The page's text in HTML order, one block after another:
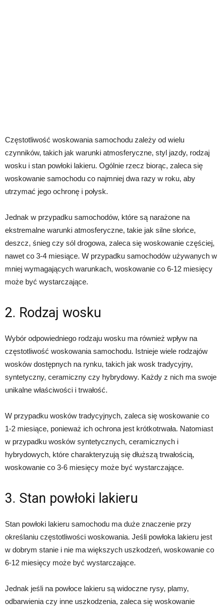
Częstotliwość woskowania samochodu zależy od wielu
czynników, takich jak warunki atmosferyczne, styl jazdy, rodzaj
wosku i stan powłoki lakieru. Ogólnie rzecz biorąc, zaleca się
woskowanie samochodu co najmniej dwa razy w roku, aby
utrzymać jego ochronę i połysk.
Jednak w przypadku samochodów, które są narażone na
ekstremalne warunki atmosferyczne, takie jak silne słońce,
deszcz, śnieg czy sól drogowa, zaleca się woskowanie częściej,
nawet co 3-4 miesiące. W przypadku samochodów używanych w
mniej wymagających warunkach, woskowanie co 6-12 miesięcy
może być wystarczające.
2. Rodzaj wosku
Wybór odpowiedniego rodzaju wosku ma również wpływ na
częstotliwość woskowania samochodu. Istnieje wiele rodzajów
wosków dostępnych na rynku, takich jak wosk tradycyjny,
syntetyczny, ceramiczny czy hybrydowy. Każdy z nich ma swoje
unikalne właściwości i trwałość.
W przypadku wosków tradycyjnych, zaleca się woskowanie co
1-2 miesiące, ponieważ ich ochrona jest krótkotrwała. Natomiast
w przypadku wosków syntetycznych, ceramicznych i
hybrydowych, które charakteryzują się dłuższą trwałością,
woskowanie co 3-6 miesięcy może być wystarczające.
3. Stan powłoki lakieru
Stan powłoki lakieru samochodu ma duże znaczenie przy
określaniu częstotliwości woskowania. Jeśli powłoka lakieru jest
w dobrym stanie i nie ma większych uszkodzeń, woskowanie co
6-12 miesięcy może być wystarczające.
Jednak jeśli na powłoce lakieru są widoczne rysy, plamy,
odbarwienia czy inne uszkodzenia, zaleca się woskowanie